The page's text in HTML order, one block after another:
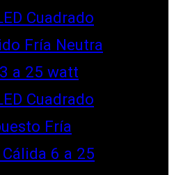
Cuadrado
Fría Neutra
a 25 watt
Cuadrado
Fría
6 a 25